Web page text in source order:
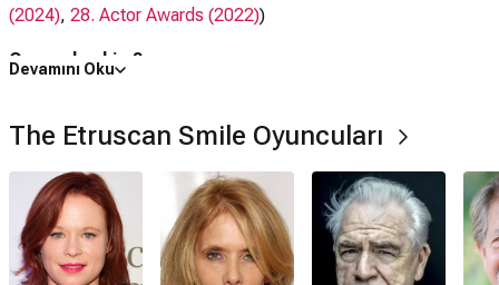
(2024), 28. Actor Awards (2022))
Oyuncuları kim?
The Etruscan Smile filmi nerede çekildi?
The Etruscan Smile filmiABD'da çekilmiştir.
IMDb puanı kaç?
6.9
Devamını Oku
The Etruscan Smile Oyuncuları